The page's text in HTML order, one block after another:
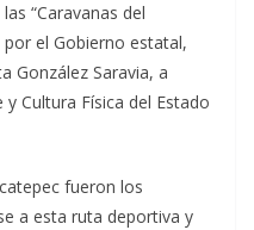
“Caravanas del
el Gobierno estatal,
González Saravia, a
Cultura Física del Estado
fueron los
a esta ruta deportiva y